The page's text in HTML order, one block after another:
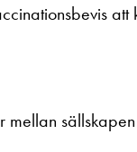
att